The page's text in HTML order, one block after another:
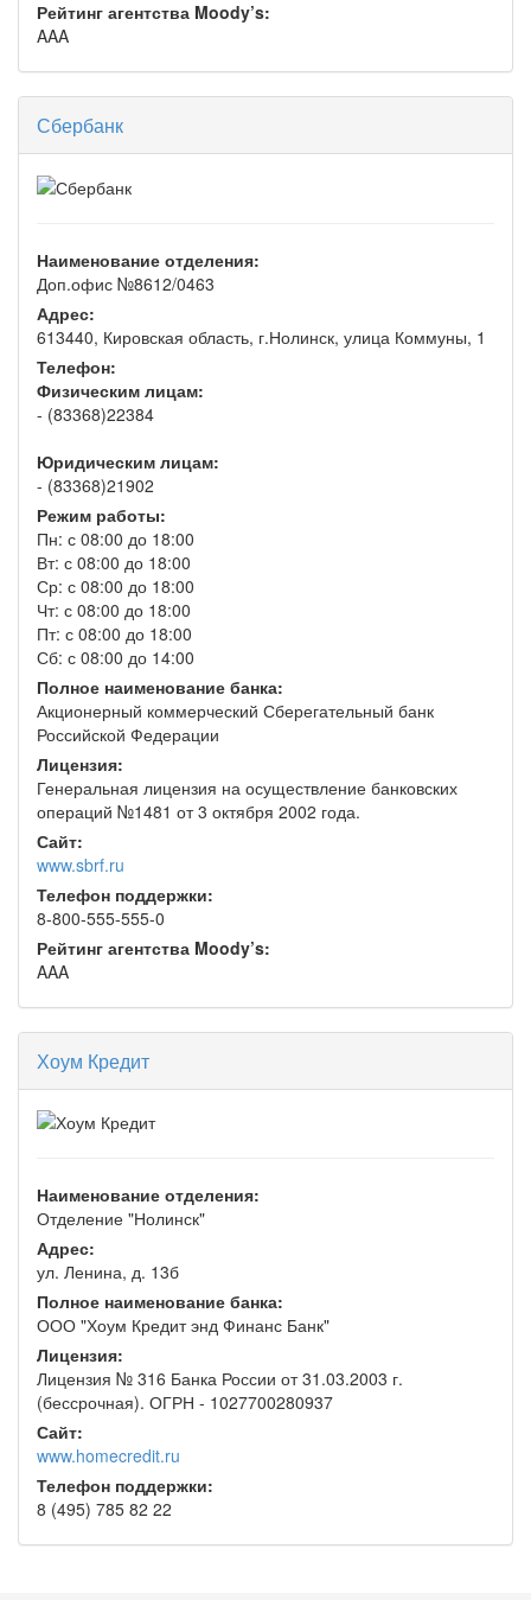
Рейтинг агентства Moody’s:
AAA
Сбербанк
Наименование отделения:
Доп.офис №8612/0463
Адрес:
613440, Кировская область, г.Нолинск, улица Коммуны, 1
Телефон:
Физическим лицам:
- (83368)22384
Юридическим лицам:
- (83368)21902
Режим работы:
Пн: с 08:00 до 18:00
Вт: с 08:00 до 18:00
Ср: с 08:00 до 18:00
Чт: с 08:00 до 18:00
Пт: с 08:00 до 18:00
Сб: с 08:00 до 14:00
Полное наименование банка:
Акционерный коммерческий Сберегательный банк
Российской Федерации
Лицензия:
Генеральная лицензия на осуществление банковских
операций №1481 от 3 октября 2002 года.
Сайт:
www.sbrf.ru
Телефон поддержки:
8-800-555-555-0
Рейтинг агентства Moody’s:
AAA
Хоум Кредит
Наименование отделения:
Отделение "Нолинск"
Адрес:
ул. Ленина, д. 13б
Полное наименование банка:
ООО "Хоум Кредит энд Финанс Банк"
Лицензия:
Лицензия № 316 Банка России от 31.03.2003 г.
(бессрочная). ОГРН - 1027700280937
Сайт:
www.homecredit.ru
Телефон поддержки:
8 (495) 785 82 22